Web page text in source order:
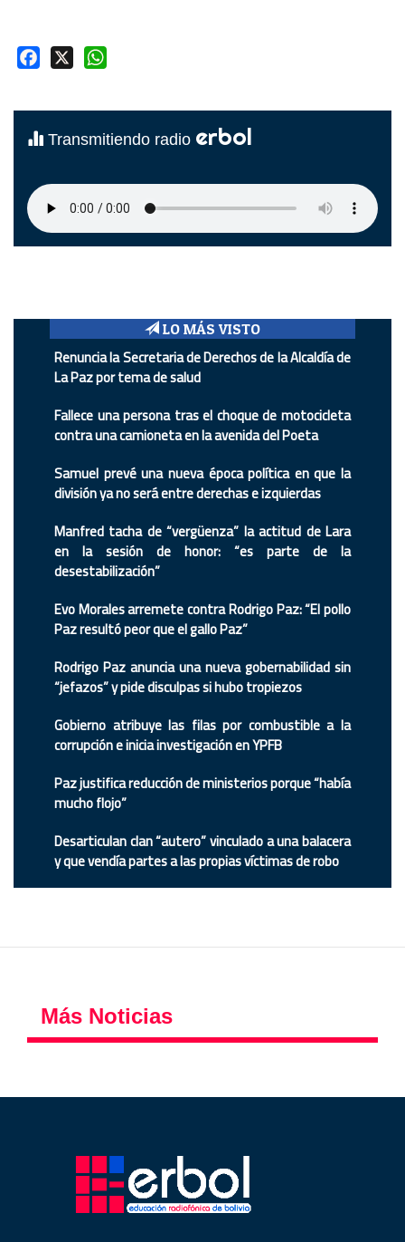
Facebook
Transmitiendo radio erbol
LO MÁS VISTO
Renuncia la Secretaria de Derechos de la Alcaldía de
La Paz por tema de salud
Fallece una persona tras el choque de motocicleta
contra una camioneta en la avenida del Poeta
Samuel prevé una nueva época política en que la
división ya no será entre derechas e izquierdas
Manfred tacha de “vergüenza” la actitud de Lara
en la sesión de honor: “es parte de la
desestabilización”
Evo Morales arremete contra Rodrigo Paz: “El pollo
Paz resultó peor que el gallo Paz”
Rodrigo Paz anuncia una nueva gobernabilidad sin
“jefazos” y pide disculpas si hubo tropiezos
Gobierno atribuye las filas por combustible a la
corrupción e inicia investigación en YPFB
Paz justifica reducción de ministerios porque “había
mucho flojo”
Desarticulan clan “autero” vinculado a una balacera
y que vendía partes a las propias víctimas de robo
Más Noticias